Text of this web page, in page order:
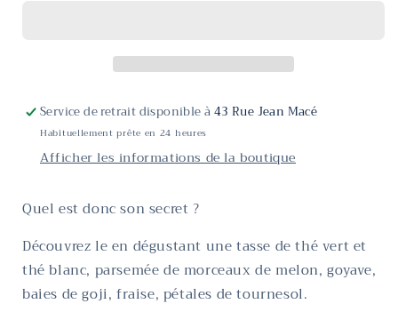
Service de retrait disponible à43 Rue Jean Macé
Habituellement prête en 24 heures
Afficher les informations de la boutique
Quel est donc son secret ?
Découvrez le en dégustant une tasse de thé vert et
thé blanc, parsemée de morceaux de melon, goyave,
baies de goji, fraise, pétales de tournesol.